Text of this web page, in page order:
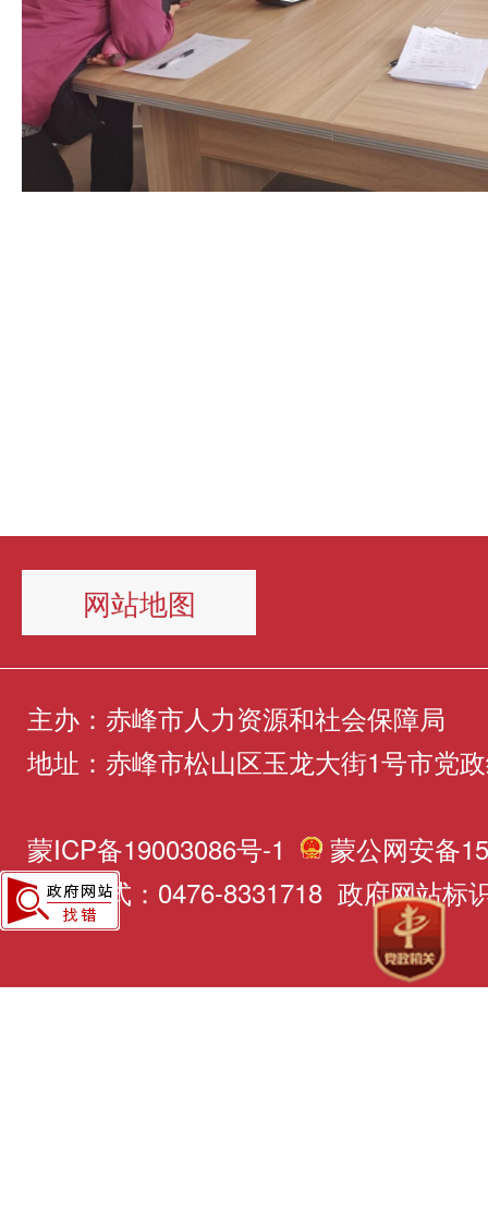
网站地图
主办：赤峰市人力资源和社会保障局
地址：赤峰市松山区玉龙大街1号市党
蒙ICP备19003086号-1
蒙公网安备
联系方式：0476-8331718 政府网站标